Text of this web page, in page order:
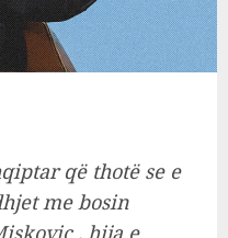
që thotë se e
me bosin
, hija e